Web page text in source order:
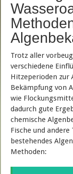
Trotz aller
verschiedene
Hitzeperioden zur
Bekämpfung von
wie
dadurch gute
chemische
Fische und
bestehendes
Methoden: